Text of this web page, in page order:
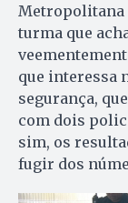
Metropolitana
turma que
que interessa
segurança,
com dois
sim, os
fugir dos